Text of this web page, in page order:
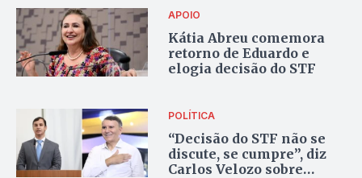
APOIO
Kátia Abreu comemora
retorno de Eduardo e
elogia decisão do STF
POLÍTICA
“Decisão do STF não se
discute, se cumpre”, diz
Carlos Velozo sobre